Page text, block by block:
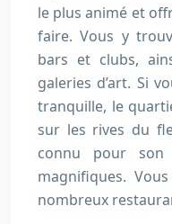
le plus animé et
faire. Vous y
bars et clubs,
galeries d’art. Si
tranquille, le
sur les rives du
connu pour son
magnifiques.
nombreux